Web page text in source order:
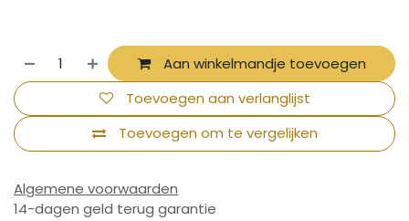
Aan winkelmandje toevoegen
Toevoegen om te vergelijken
Toevoegen aan verlanglijst
Algemene voorwaarden
14-dagen geld terug garantie